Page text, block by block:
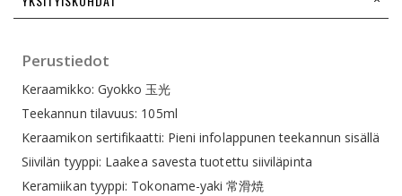
Perustiedot
Keraamikko: Gyokko 玉光
Teekannun tilavuus: 105ml
Keraamikon sertifikaatti: Pieni infolappunen teekannun sisällä
Siivilän tyyppi: Laakea savesta tuotettu siiviläpinta
Keramiikan tyyppi: Tokoname-yaki 常滑焼